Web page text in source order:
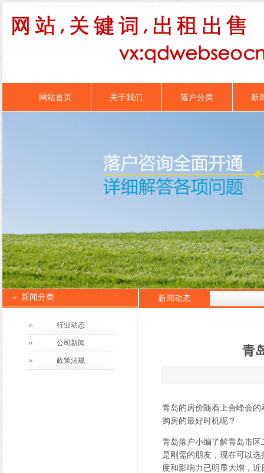
网站首页 关于我们 落户分类 新
新闻分类
行业动态
公司新闻
政策法规
青
青岛的房价随着上合峰会
购房的最好时机呢？
青岛落户小编了解青岛市
是刚需的朋友，现在可以
度和影响力已明显大增，
新闻动态